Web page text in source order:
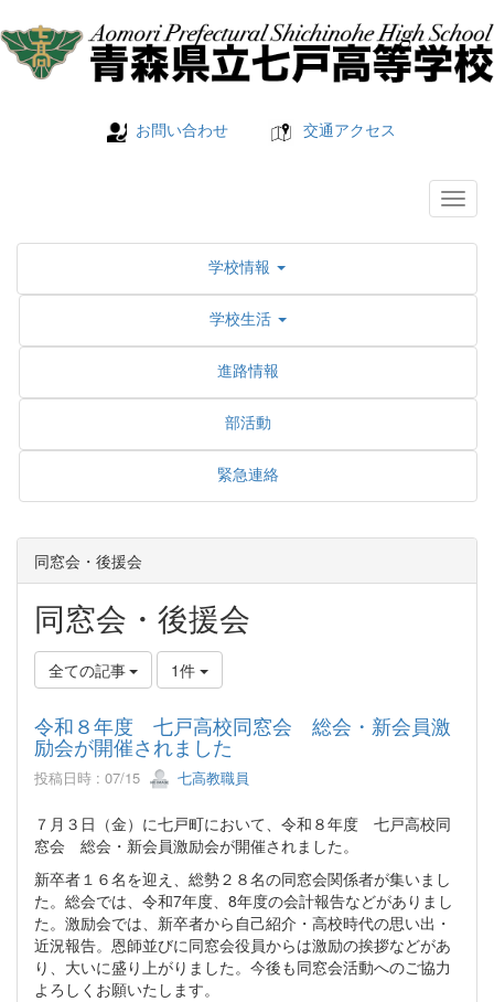
お問い合わせ 交通アクセス
学校情報
学校生活
進路情報
部活動
緊急連絡
同窓会・後援会
同窓会・後援会
全ての記事 1件
令和８年度 七戸高校同窓会 総会・新会員激
励会が開催されました
投稿日時 : 07/15 七高教職員
７月３日（金）に七戸町において、令和８年度 七戸高校同
窓会 総会・新会員激励会が開催されました。
新卒者１６名を迎え、総勢２８名の同窓会関係者が集いまし
た。総会では、令和7年度、8年度の会計報告などがありまし
た。激励会では、新卒者から自己紹介・高校時代の思い出・
近況報告。恩師並びに同窓会役員からは激励の挨拶などがあ
り、大いに盛り上がりました。今後も同窓会活動へのご協力
よろしくお願いたします。